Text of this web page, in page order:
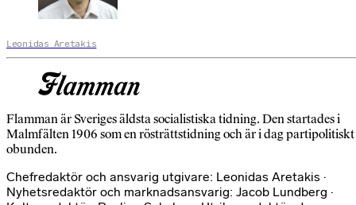
Leonidas Aretakis
Flamman är Sveriges äldsta socialistiska tidning. Den startades i
Malmfälten 1906 som en rösträttstidning och är i dag partipolitiskt
obunden.
Chefredaktör och ansvarig utgivare: Leonidas Aretakis ·
Nyhetsredaktör och marknadsansvarig: Jacob Lundberg ·